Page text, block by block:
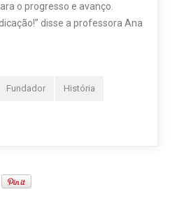
o progresso e avanço.
disse a professora Ana
Fundador História